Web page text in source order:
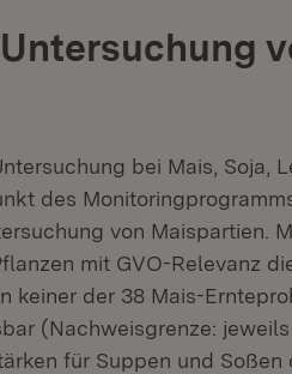
bei Mais, Soja,
des
von Maispartien.
mit GVO-Relevanz
keiner der 38 Mais-
(Nachweisgrenze:
für Suppen und